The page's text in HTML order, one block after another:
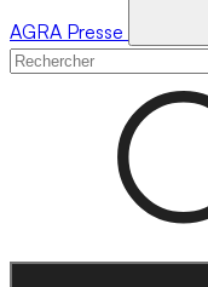
AGRA Presse